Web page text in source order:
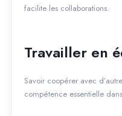
facilite les collaborations.
Travailler en
Savoir coopérer avec
compétence essentielle